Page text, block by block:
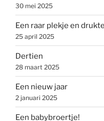
30 mei 2025
Een raar plekje en drukte
25 april 2025
Dertien
28 maart 2025
Een nieuw jaar
2 januari 2025
Een babybroertje!